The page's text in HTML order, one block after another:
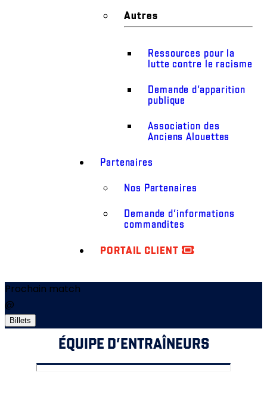
Autres
Ressources pour la
lutte contre le racisme
Demande d’apparition
publique
Association des
Anciens Alouettes
Partenaires
Nos Partenaires
Demande d’informations
commandites
PORTAIL CLIENT
Prochain match
@
Billets
ÉQUIPE D’ENTRAÎNEURS